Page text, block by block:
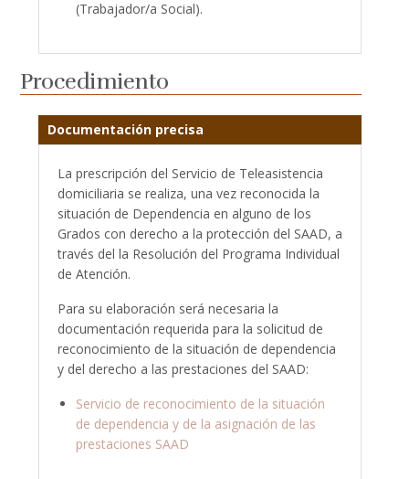
(Trabajador/a Social).
Procedimiento
Documentación precisa
La prescripción del Servicio de Teleasistencia
domiciliaria se realiza, una vez reconocida la
situación de Dependencia en alguno de los
Grados con derecho a la protección del SAAD, a
través del la Resolución del Programa Individual
de Atención.
Para su elaboración será necesaria la
documentación requerida para la solicitud de
reconocimiento de la situación de dependencia
y del derecho a las prestaciones del SAAD:
Servicio de reconocimiento de la situación
de dependencia y de la asignación de las
prestaciones SAAD